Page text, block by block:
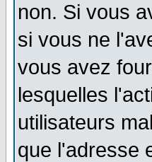
non. Si vous
si vous ne
vous avez
lesquelles
utilisateurs
que l'adresse